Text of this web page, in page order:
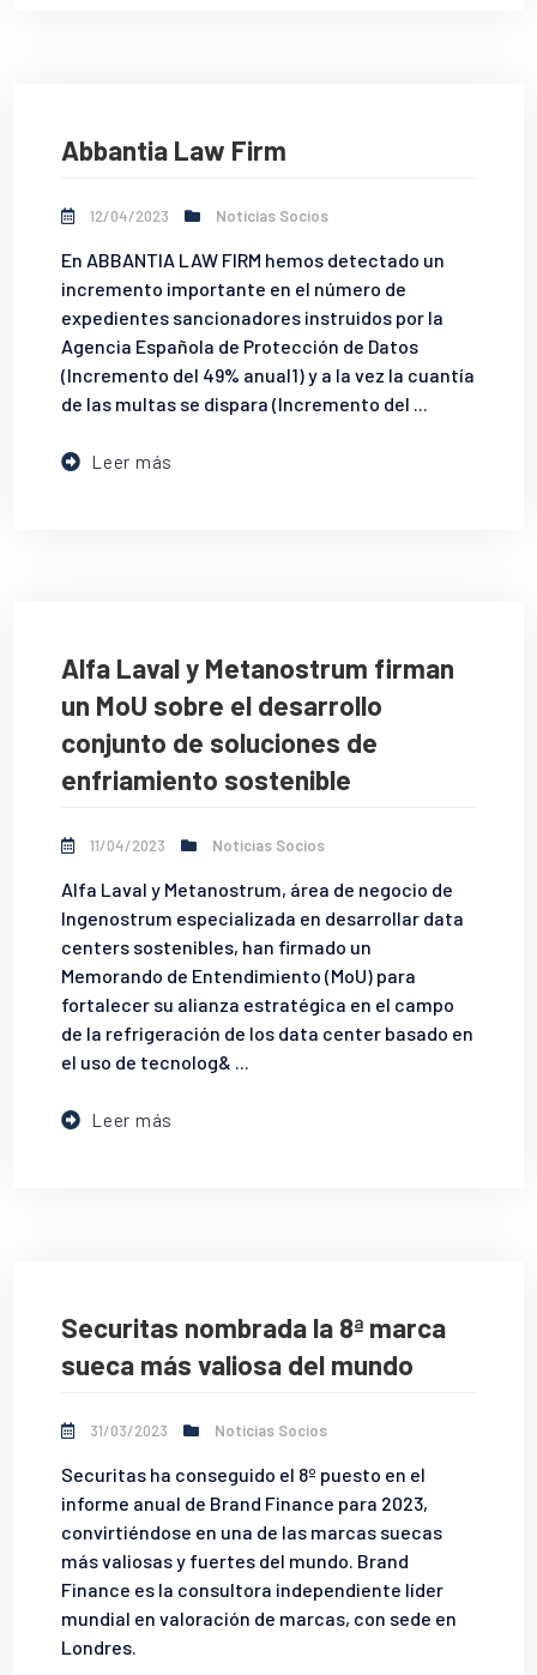
Abbantia Law Firm
12/04/2023 Noticias Socios
En ABBANTIA LAW FIRM hemos detectado un
incremento importante en el número de
expedientes sancionadores instruidos por la
Agencia Española de Protección de Datos
(Incremento del 49% anual1) y a la vez la cuantía
de las multas se dispara (Incremento del ...
Leer más
Alfa Laval y Metanostrum firman
un MoU sobre el desarrollo
conjunto de soluciones de
enfriamiento sostenible
11/04/2023 Noticias Socios
Alfa Laval y Metanostrum, área de negocio de
Ingenostrum especializada en desarrollar data
centers sostenibles, han firmado un
Memorando de Entendimiento (MoU) para
fortalecer su alianza estratégica en el campo
de la refrigeración de los data center basado en
el uso de tecnolog& ...
Leer más
Securitas nombrada la 8ª marca
sueca más valiosa del mundo
31/03/2023 Noticias Socios
Securitas ha conseguido el 8º puesto en el
informe anual de Brand Finance para 2023,
convirtiéndose en una de las marcas suecas
más valiosas y fuertes del mundo. Brand
Finance es la consultora independiente líder
mundial en valoración de marcas, con sede en
Londres.